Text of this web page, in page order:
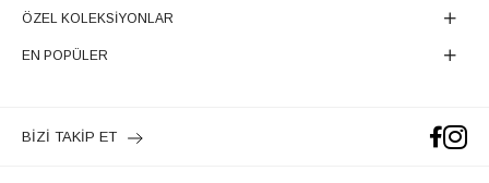
ÖZEL KOLEKSİYONLAR
EN POPÜLER
BİZİ TAKİP ET